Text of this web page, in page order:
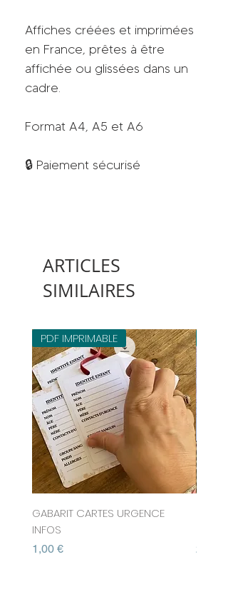
Affiches créées et imprimées
en France, prêtes à être
affichée ou glissées dans un
cadre.
Format A4, A5 et A6
🔒 Paiement sécurisé
ARTICLES
SIMILAIRES
PDF IMPRIMABLE
GABARIT CARTES URGENCE
INFOS
Prix
1,00 € Prix
2,80 €